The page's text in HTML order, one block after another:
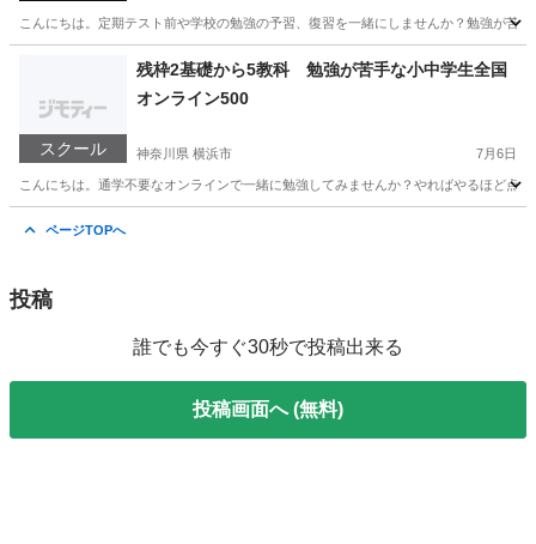
こんにちは。定期テスト前や学校の勉強の予習、復習を一緒にしませんか？勉強が
家庭教師 オンライン
スクール
残枠2基礎から5教科 勉強が苦手な小中学生全国
オンライン500
神奈川県 横浜市 7月6日
こんにちは。通学不要なオンラインで一緒に勉強してみませんか？やればやるほど点
ページTOPへ
投稿
誰でも今すぐ30秒で投稿出来る
投稿画面へ (無料)